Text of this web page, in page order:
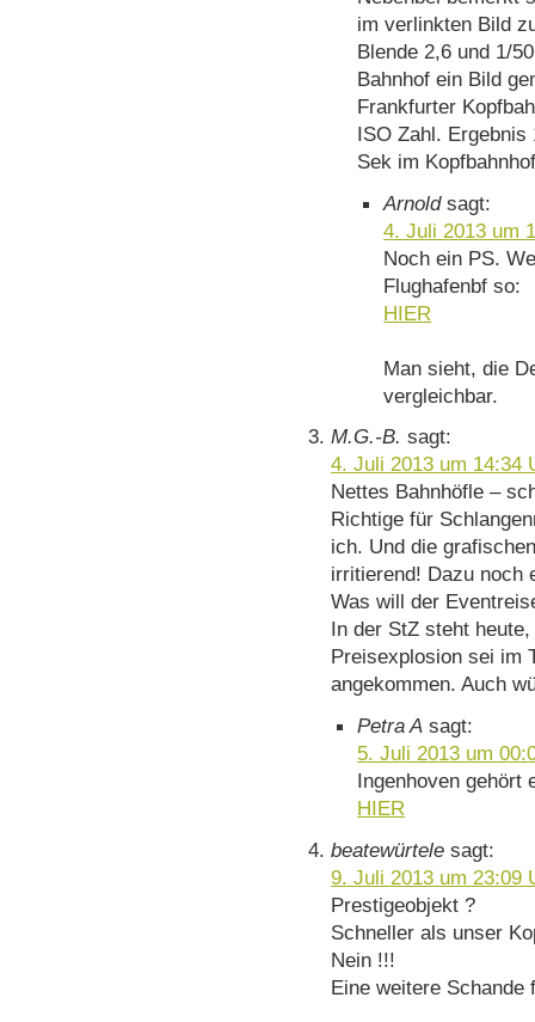
im verlinkten Bild
Blende 2,6 und 1/
Bahnhof ein Bild
Frankfurter
ISO Zahl. Ergebnis
Sek im
Arnold sagt:
4. Juli 2013 um
Noch ein PS.
Flughafenbf so:
HIER
Man sieht, die
vergleichbar.
M.G.-B. sagt:
4. Juli 2013 um 14:34
Nettes Bahnhöfle –
Richtige für
ich. Und die
irritierend! Dazu noch
Was will der
In der StZ steht
Preisexplosion sei im
angekommen. Auch
Petra A sagt:
5. Juli 2013 um
Ingenhoven gehört
HIER
beatewürtele sagt:
9. Juli 2013 um 23:09
Prestigeobjekt ?
Schneller als unser
Nein !!!
Eine weitere Schande